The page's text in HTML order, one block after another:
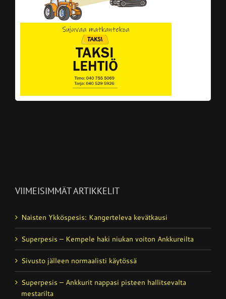
VIIMEISIMMÄT ARTIKKELIT
Naisten Ykköspesis: Kangerteleva kevätkausi
Superpesis – Kempele haki niukan voiton Ankkureilta
Sivusto jälleen normaalisti käytössä
Superpesis – Ankkurit nappasi pisteen hallitsevalta
mestarilta